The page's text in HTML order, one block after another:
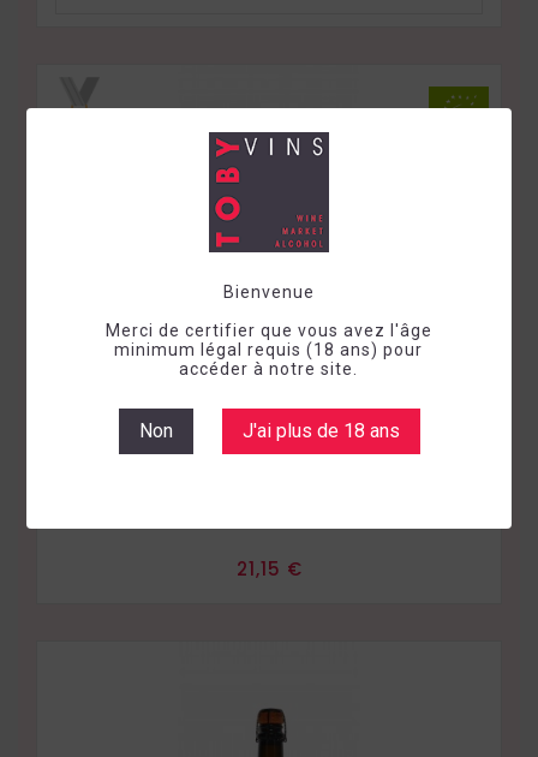
Bienvenue
Merci de certifier que vous avez l'âge
minimum légal requis (18 ans) pour
accéder à notre site.
Non J'ai plus de 18 ans
Effervescent brut Blanc Belgique Liège
Prix
21,15 €